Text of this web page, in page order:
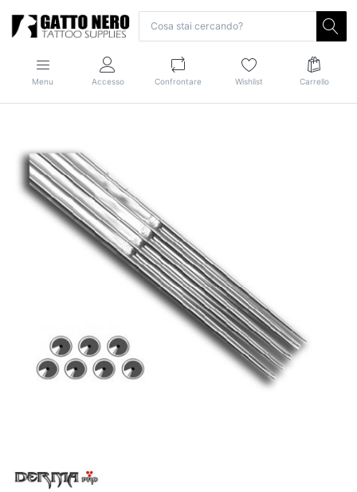
Menu Accesso Confrontare Wishlist Carrello